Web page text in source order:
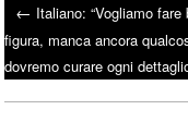
bo
ok
tte
r
ts
A
pp
Post
← Italiano: “Vogliamo fare
figura, manca ancora
dovremo curare ogni